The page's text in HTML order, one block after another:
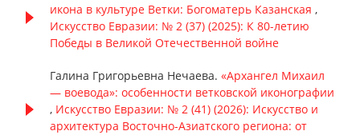
икона в культуре Ветки: Богоматерь Казанская ,
Искусство Евразии: № 2 (37) (2025): К 80-летию
Победы в Великой Отечественной войне
Галина Григорьевна Нечаева. «Архангел Михаил
— воевода»: особенности ветковской иконографии
, Искусство Евразии: № 2 (41) (2026): Искусство и
архитектура Восточно-Азиатского региона: от